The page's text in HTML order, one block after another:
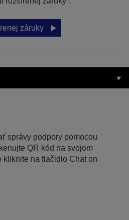
záruky
správy podpory pomocou
QR kód na svojom
na tlačidlo Chat on